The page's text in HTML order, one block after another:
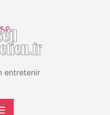
entretenir